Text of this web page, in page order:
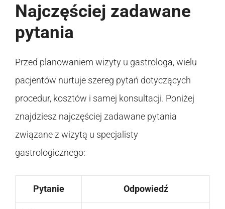
Najczęściej zadawane
pytania
Przed planowaniem wizyty u gastrologa, wielu
pacjentów nurtuje szereg pytań dotyczących
procedur, kosztów i samej konsultacji. Poniżej
znajdziesz najczęściej zadawane pytania
związane z wizytą u specjalisty
gastrologicznego:
Pytanie Odpowiedź